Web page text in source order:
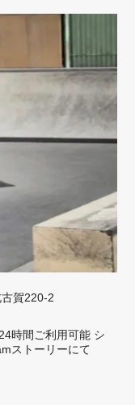
賀220-2
時間ご利用可能 シ
ストーリーにて